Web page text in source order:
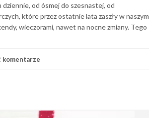
od ósmej do szesnastej, od
które przez ostatnie lata zaszły w naszym
wieczorami, nawet na nocne zmiany. Tego
komentarze